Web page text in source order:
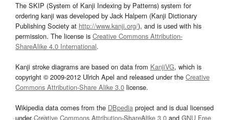
The SKIP (System of Kanji Indexing by Patterns) system for
ordering kanji was developed by Jack Halpern (Kanji Dictionary
Publishing Society at http://www.kanji.org/), and is used with his
permission. The license is Creative Commons Attribution-
ShareAlike 4.0 International.
Kanji stroke diagrams are based on data from KanjiVG, which is
copyright © 2009-2012 Ulrich Apel and released under the Creative
Commons Attribution-Share Alike 3.0 license.
Wikipedia data comes from the DBpedia project and is dual licensed
underCreative Commons Attribution-ShareAlike 3.0 and GNU Free